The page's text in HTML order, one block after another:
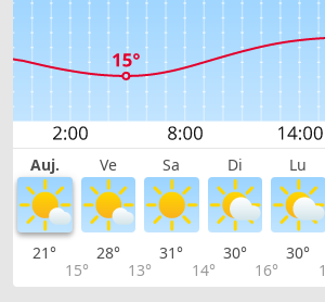
Auj. Ve Sa Di Lu
21°
15°
28°
13°
31°
14°
30°
16°
30°